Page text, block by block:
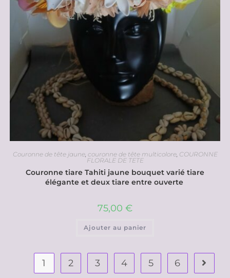
Couronne de tête jaune, couronne de tête multicolore, COURONNE
FLORALE DE TETE
Couronne tiare Tahiti jaune bouquet varié tiare
élégante et deux tiare entre ouverte
75,00 €
Ajouter au panier
1 2 3 4 5 6